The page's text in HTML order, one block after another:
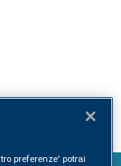
preferenze' potrai